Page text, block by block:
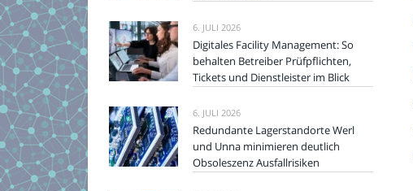
6. JULI 2026
Digitales Facility Management: So
behalten Betreiber Prüfpflichten,
Tickets und Dienstleister im Blick
6. JULI 2026
Redundante Lagerstandorte Werl
und Unna minimieren deutlich
Obsoleszenz Ausfallrisiken